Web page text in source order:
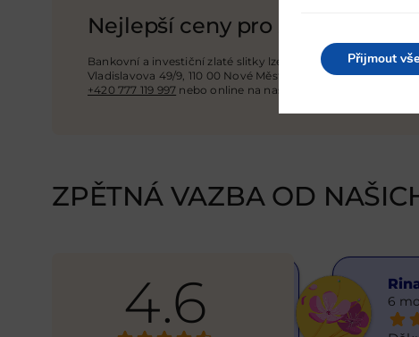
Nejlepší ceny pro zlato 1 g a
Bankovní a investiční zlaté slitky lze zakoupit v Praze v
Vladislavova 49/9, 110 00 Nové Město, Praha 1. Zobrazit na
+420 777 119 997 nebo online na našich webových stránkách
ZPĚTNÁ VAZBA OD
4.6
Hanna Yatsenko
6 months ago 6
Přijmout vše